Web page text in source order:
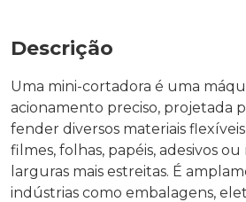
Descrição
Uma mini-cortadora é uma
acionamento preciso, projetada
fender diversos materiais
filmes, folhas, papéis, adesivos
larguras mais estreitas. É
indústrias como embalagens,